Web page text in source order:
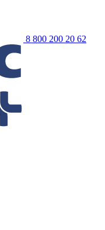
8 800 200 20 62